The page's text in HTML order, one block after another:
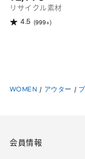
リサイクル素材
4.5 (999+)
WOMEN / アウター /
会員情報